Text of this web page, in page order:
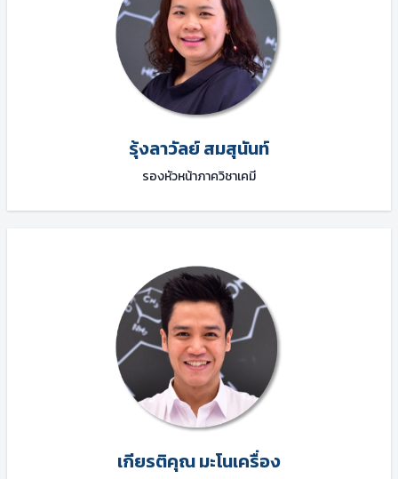
รุ้งลาวัลย์ สมสุนันท์
รองหัวหน้าภาควิชาเคมี
เกียรติคุณ มะโนเครื่อง